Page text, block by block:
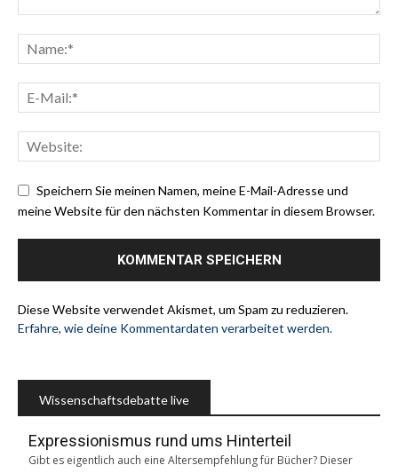
Speichern Sie meinen Namen, meine E-Mail-Adresse und
meine Website für den nächsten Kommentar in diesem Browser.
Diese Website verwendet Akismet, um Spam zu reduzieren.
Erfahre, wie deine Kommentardaten verarbeitet werden.
Wissenschaftsdebatte live
Expressionismus rund ums Hinterteil
Gibt es eigentlich auch eine Altersempfehlung für Bücher? Dieser